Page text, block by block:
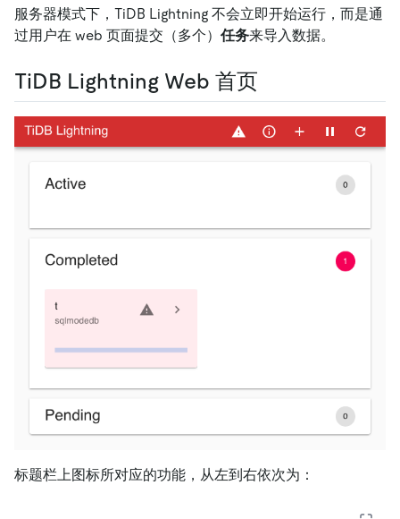
服务器模式下，TiDB Lightning 不会立即开始运行，而是通
过用户在 web 页面提交（多个） 任务来导入数据。
TiDB Lightning Web 首页
标题栏上图标所对应的功能，从左到右依次为：